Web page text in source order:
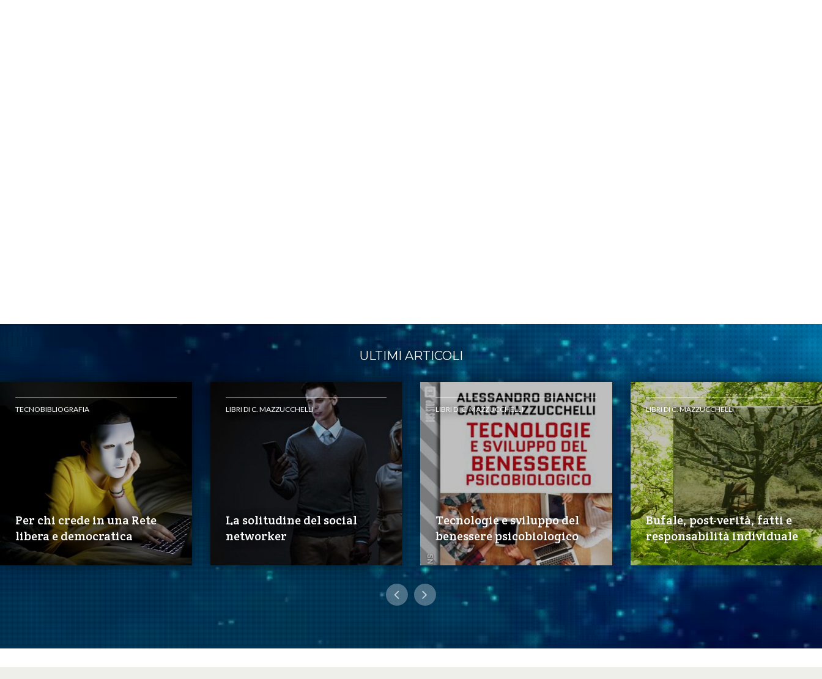
ULTIMI ARTICOLI
TECNOBIBLIOGRAFIA
Per chi crede in una Rete
libera e democratica
LIBRI DI C. MAZZUCCHELLI
La solitudine del social
networker
LIBRI DI C. MAZZUCCHELLI
Tecnologie e sviluppo del
benessere psicobiologico
LIBRI DI C. MAZZUCCHELLI
Bufale, post-verità, fatti e
responsabilità individuale